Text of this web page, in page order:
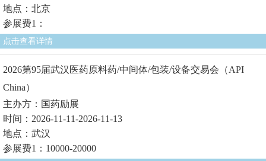
地点：北京
参展费1：
点击查看详情
2026第95届武汉医药原料药/中间体/包装/设备交易会（API
China）
主办方：国药励展
时间：2026-11-11-2026-11-13
地点：武汉
参展费1：10000-20000